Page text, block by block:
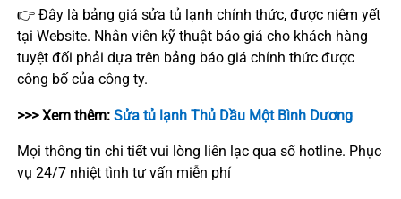
👉 Đây là bảng giá sửa tủ lạnh chính thức, được niêm yết
tại Website. Nhân viên kỹ thuật báo giá cho khách hàng
tuyệt đối phải dựa trên bảng báo giá chính thức được
công bố của công ty.
>>> Xem thêm: Sửa tủ lạnh Thủ Dầu Một Bình Dương
Mọi thông tin chi tiết vui lòng liên lạc qua số hotline. Phục
vụ 24/7 nhiệt tình tư vấn miễn phí